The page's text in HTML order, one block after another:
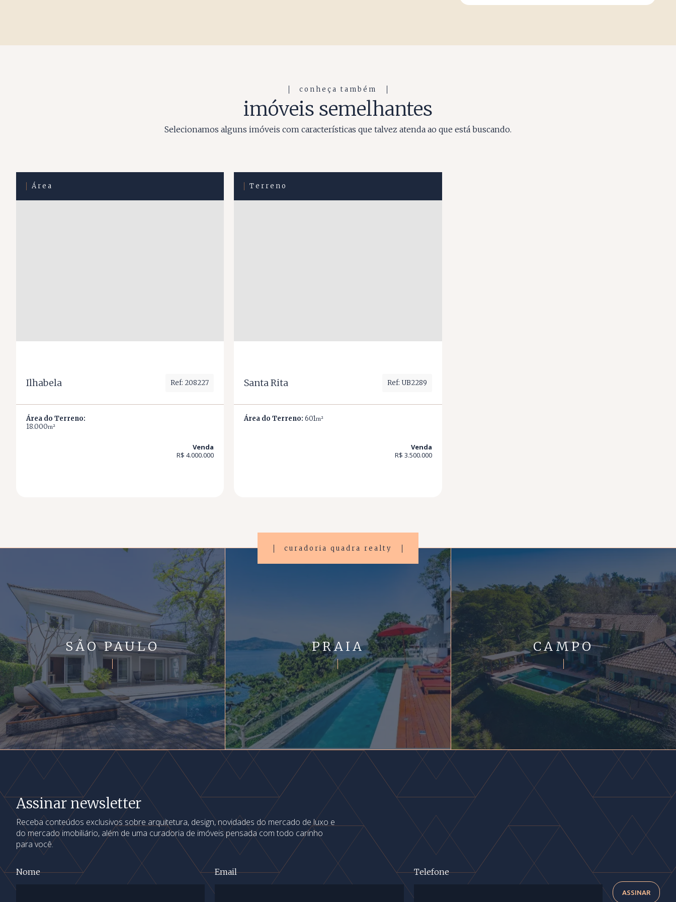
conheça também
imóveis semelhantes
Selecionamos alguns imóveis com características que talvez atenda ao que está buscando.
Área
Ilhabela Ref: 208227
Área do Terreno:
18.000m²
Venda
R$ 4.000.000
Terreno
Santa Rita Ref: UB2289
Área do Terreno: 601m²
Venda
R$ 3.500.000
curadoria quadra realty
SÃO PAULO PRAIA CAMPO
Assinar newsletter
Receba conteúdos exclusivos sobre arquitetura, design, novidades do mercado de luxo e
do mercado imobiliário, além de uma curadoria de imóveis pensada com todo carinho
para você.
Nome Email Telefone